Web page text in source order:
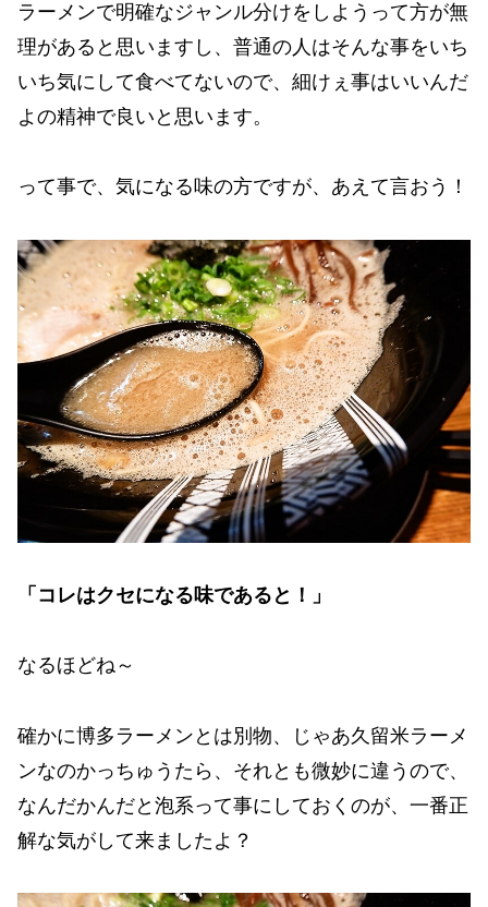
ラーメンで明確なジャンル分けをしようって方が無
理があると思いますし、普通の人はそんな事をいち
いち気にして食べてないので、細けぇ事はいいんだ
よの精神で良いと思います。
って事で、気になる味の方ですが、あえて言おう！
「コレはクセになる味であると！」
なるほどね～
確かに博多ラーメンとは別物、じゃあ久留米ラーメ
ンなのかっちゅうたら、それとも微妙に違うので、
なんだかんだと泡系って事にしておくのが、一番正
解な気がして来ましたよ？